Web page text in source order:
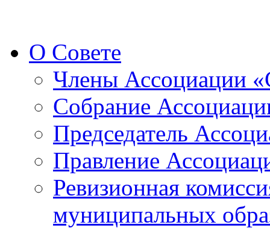
О Совете
Члены Ассоциации
Собрание
Председатель
Правление
Ревизионная
муниципальных